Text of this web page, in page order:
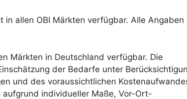
allen OBI Märkten verfügbar. Alle Angaben
Märkten in Deutschland verfügbar. Die
der Bedarfe unter
und des voraussichtlichen
individueller Maße, Vor-Ort-